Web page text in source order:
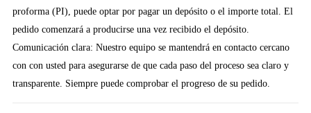
proforma (PI), puede optar por pagar un depósito o el importe total. El
pedido comenzará a producirse una vez recibido el depósito.
Comunicación clara: Nuestro equipo se mantendrá en contacto cercano
con con usted para asegurarse de que cada paso del proceso sea claro y
transparente. Siempre puede comprobar el progreso de su pedido.